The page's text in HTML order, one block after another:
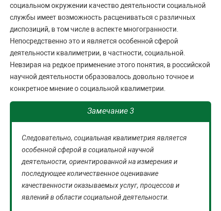
социальном окружении качество деятельности социальной
службы имеет возможность расцениваться с различных
диспозиций, в том числе в аспекте многогранности.
Непосредственно это и является особенной сферой
деятельности квалиметрии, в частности, социальной.
Невзирая на редкое применение этого понятия, в российской
научной деятельности образовалось довольно точное и
конкретное мнение о социальной квалиметрии.
Замечание 3
Следовательно, социальная квалиметрия является
особенной сферой в социальной научной
деятельности, ориентированной на измерения и
последующее количественное оценивание
качественности оказываемых услуг, процессов и
явлений в области социальной деятельности.